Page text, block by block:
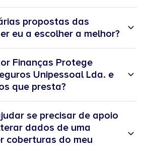
propostas das
eu a escolher a melhor?
Finanças Protege
Unipessoal Lda. e
que presta?
se precisar de apoio
dados de uma
coberturas do meu